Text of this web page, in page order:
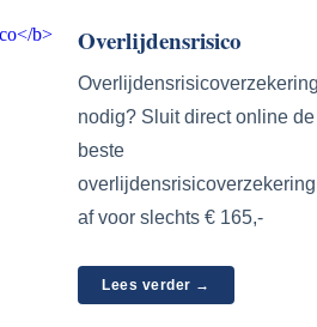
Overlijdensrisico
nodig? Sluit direct online de
beste
overlijdensrisicoverzekering
af voor slechts € 165,-
Lees verder →